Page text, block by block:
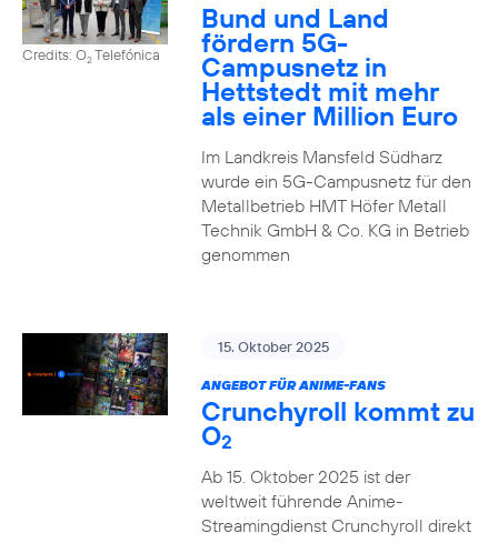
Credits: O2Telefónica
Bund und Land
fördern 5G-
Campusnetz in
Hettstedt mit mehr
als einer Million Euro
Im Landkreis Mansfeld Südharz
wurde ein 5G-Campusnetz für den
Metallbetrieb HMT Höfer Metall
Technik GmbH & Co. KG in Betrieb
genommen
15. Oktober 2025
ANGEBOT FÜR ANIME-FANS
Crunchyroll kommt zu
O2
Ab 15. Oktober 2025 ist der
weltweit führende Anime-
Streamingdienst Crunchyroll direkt